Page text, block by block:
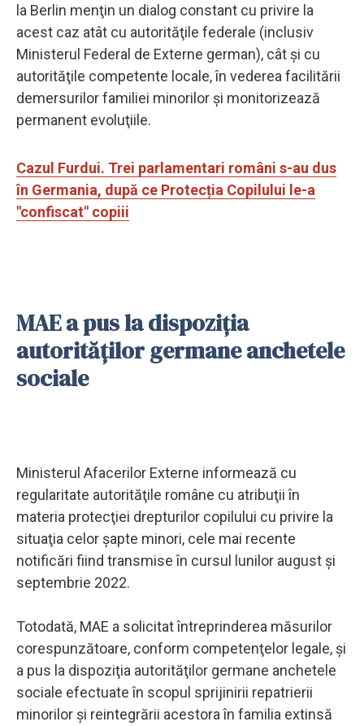
la Berlin menţin un dialog constant cu privire la
acest caz atât cu autorităţile federale (inclusiv
Ministerul Federal de Externe german), cât şi cu
autorităţile competente locale, în vederea facilitării
demersurilor familiei minorilor şi monitorizează
permanent evoluţiile.
Cazul Furdui. Trei parlamentari români s-au dus
în Germania, după ce Protecția Copilului le-a
"confiscat" copiii
MAE a pus la dispoziţia
autorităţilor germane anchetele
sociale
Ministerul Afacerilor Externe informează cu
regularitate autorităţile române cu atribuţii în
materia protecţiei drepturilor copilului cu privire la
situaţia celor şapte minori, cele mai recente
notificări fiind transmise în cursul lunilor august şi
septembrie 2022.
Totodată, MAE a solicitat întreprinderea măsurilor
corespunzătoare, conform competenţelor legale, şi
a pus la dispoziţia autorităţilor germane anchetele
sociale efectuate în scopul sprijinirii repatrierii
minorilor şi reintegrării acestora în familia extinsă